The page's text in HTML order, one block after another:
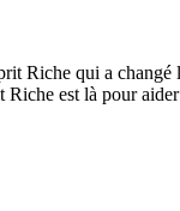
Riche qui a
est là pour